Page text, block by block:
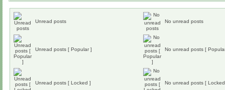
Unread posts No unread posts
Unread posts [ Popular ] No unread posts [
Unread posts [ Locked ] No unread posts [